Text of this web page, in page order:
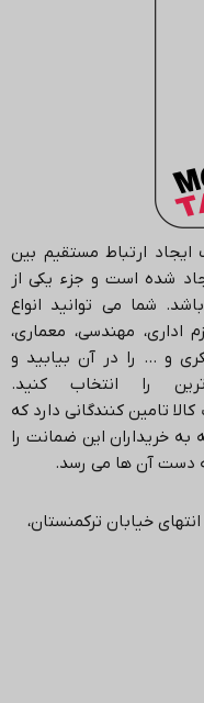
ارتباط مستقیم بین
شده است و جزء یکی از
شما می توانید انواع
اداری، مهندسی، معماری،
و … را در آن بیابید و
را انتخاب کنید.
تامین کنندگانی دارد که
به خریداران این ضمانت را
دست آن ها می رسد.
خیابان ترکمنستان،